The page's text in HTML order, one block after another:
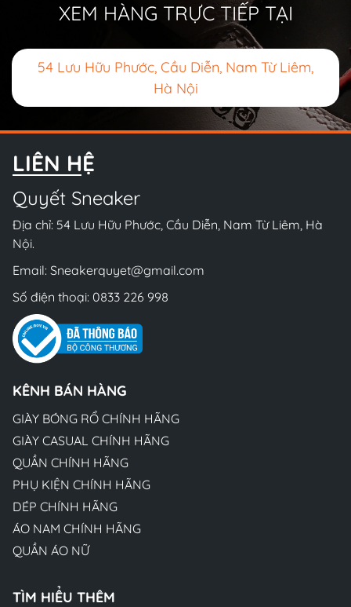
XEM HÀNG TRỰC TIẾP TẠI
54 Lưu Hữu Phước, Cầu Diễn, Nam Từ Liêm,
Hà Nội
LIÊN HỆ
Quyết Sneaker
Địa chỉ: 54 Lưu Hữu Phước, Cầu Diễn, Nam Từ Liêm, Hà
Nội.
Email: Sneakerquyet@gmail.com
Số điện thoại: 0833 226 998
KÊNH BÁN HÀNG
GIÀY BÓNG RỔ CHÍNH HÃNG
GIÀY CASUAL CHÍNH HÃNG
QUẦN CHÍNH HÃNG
PHỤ KIỆN CHÍNH HÃNG
DÉP CHÍNH HÃNG
ÁO NAM CHÍNH HÃNG
QUẦN ÁO NỮ
TÌM HIỂU THÊM